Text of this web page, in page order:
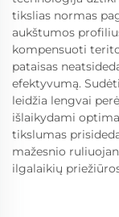
tikslias normas
aukštumos
kompensuoti
pataisas
efektyvumą.
leidžia lengvai
išlaikydami
tikslumas
mažesnio
ilgalaikių